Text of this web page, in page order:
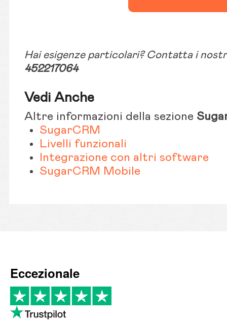
Hai esigenze particolari? Contatta i
452217064
Vedi Anche
Altre informazioni della sezione
SugarCRM
Livelli funzionali
Integrazione con altri software
SugarCRM Mobile
Eccezionale